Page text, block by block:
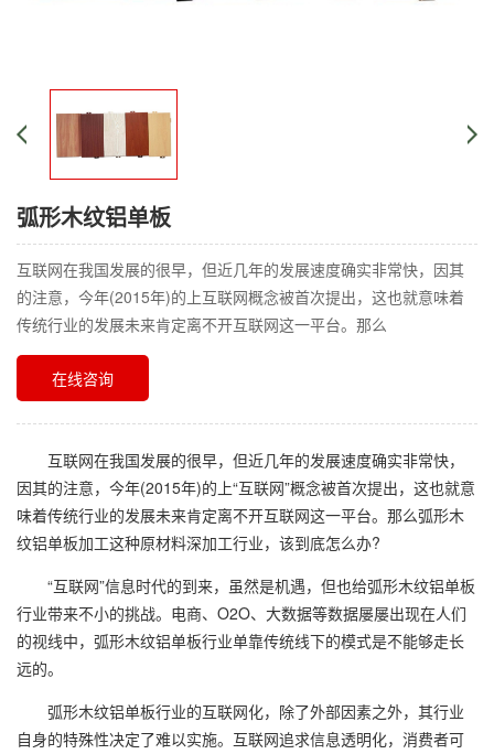
弧形木纹铝单板
互联网在我国发展的很早，但近几年的发展速度确实非常快，因其
的注意，今年(2015年)的上互联网概念被首次提出，这也就意味着
传统行业的发展未来肯定离不开互联网这一平台。那么
在线咨询
互联网在我国发展的很早，但近几年的发展速度确实非常快，
因其的注意，今年(2015年)的上“互联网”概念被首次提出，这也就意
味着传统行业的发展未来肯定离不开互联网这一平台。那么弧形木
纹铝单板加工这种原材料深加工行业，该到底怎么办?
“互联网”信息时代的到来，虽然是机遇，但也给弧形木纹铝单板
行业带来不小的挑战。电商、O2O、大数据等数据屡屡出现在人们
的视线中，弧形木纹铝单板行业单靠传统线下的模式是不能够走长
远的。
弧形木纹铝单板行业的互联网化，除了外部因素之外，其行业
自身的特殊性决定了难以实施。互联网追求信息透明化，消费者可